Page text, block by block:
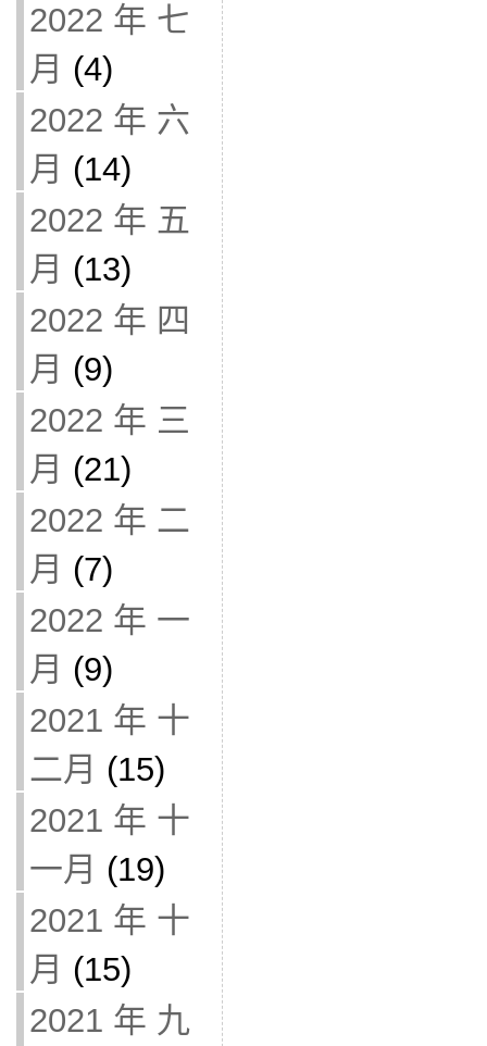
2022 年 七
月 (4)
2022 年 六
月 (14)
2022 年 五
月 (13)
2022 年 四
月 (9)
2022 年 三
月 (21)
2022 年 二
月 (7)
2022 年 一
月 (9)
2021 年 十
二月 (15)
2021 年 十
一月 (19)
2021 年 十
月 (15)
2021 年 九